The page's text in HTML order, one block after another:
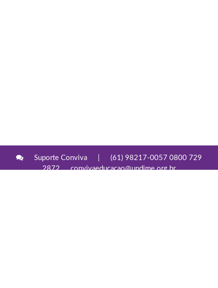
Suporte Conviva
(61) 98217-0057 0800 729
2872
convivaeducacao@undime.org.br